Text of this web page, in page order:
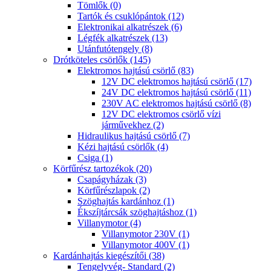
Tömlők (0)
Tartók és csuklópántok (12)
Elektronikai alkatrészek (6)
Légfék alkatrészek (13)
Utánfutótengely (8)
Drótköteles csörlők (145)
Elektromos hajtású csörlő (83)
12V DC elektromos hajtású csörlő (17)
24V DC elektromos hajtású csörlő (11)
230V AC elektromos hajtású csörlő (8)
12V DC elektromos csörlő vízi
járművekhez (2)
Hidraulikus hajtású csörlő (7)
Kézi hajtású csörlők (4)
Csiga (1)
Körfűrész tartozékok (20)
Csapágyházak (3)
Körfűrészlapok (2)
Szöghajtás kardánhoz (1)
Ékszíjtárcsák szöghajtáshoz (1)
Villanymotor (4)
Villanymotor 230V (1)
Villanymotor 400V (1)
Kardánhajtás kiegészítői (38)
Tengelyvég- Standard (2)